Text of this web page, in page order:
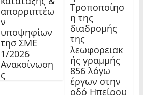
απορριπτέω
ν
υποψηφίων
τησ ΣΜΕ
1/2026
Ανακοίνωση
ς
Τροποποίησ
η της
διαδρομής
της
λεωφορειακ
ής γραμμής
856 λόγω
έργων στην
οδό Ηπείρου